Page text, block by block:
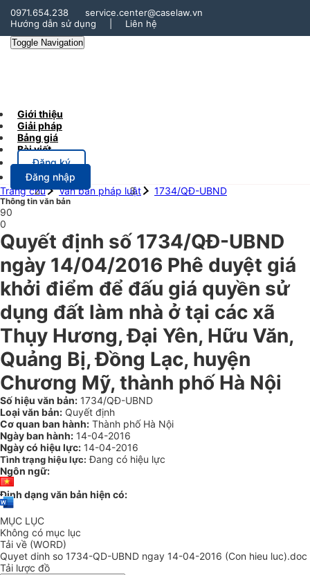
0971.654.238
service.center@caselaw.vn
Hướng dẫn sử dụng
Liên hệ
Toggle Navigation
Giới thiệu
Giải pháp
Bảng giá
Bài viết
Đăng ký
Đăng nhập
Trang chủ
Văn bản pháp luật 1734/QĐ-UBND
Thông tin văn bản
90
0
Quyết định số 1734/QĐ-UBND
ngày 14/04/2016 Phê duyệt giá
khởi điểm để đấu giá quyền sử
dụng đất làm nhà ở tại các xã
Thụy Hương, Đại Yên, Hữu Văn,
Quảng Bị, Đồng Lạc, huyện
Chương Mỹ, thành phố Hà Nội
Số hiệu văn bản: 1734/QĐ-UBND
Loại văn bản: Quyết định
Cơ quan ban hành: Thành phố Hà Nội
Ngày ban hành: 14-04-2016
Ngày có hiệu lực: 14-04-2016
Tình trạng hiệu lực: Đang có hiệu lực
Ngôn ngữ:
Định dạng văn bản hiện có:
MỤC LỤC
Không có mục lục
Tải về (WORD)
Quyet dinh so 1734-QD-UBND ngay 14-04-2016 (Con hieu luc).doc
Tải lược đồ